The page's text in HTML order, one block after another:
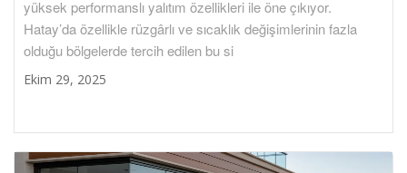
yüksek performanslı yalıtım özellikleri ile öne çıkıyor.
Hatay’da özellikle rüzgârlı ve sıcaklık değişimlerinin fazla
olduğu bölgelerde tercih edilen bu si
Ekim 29, 2025